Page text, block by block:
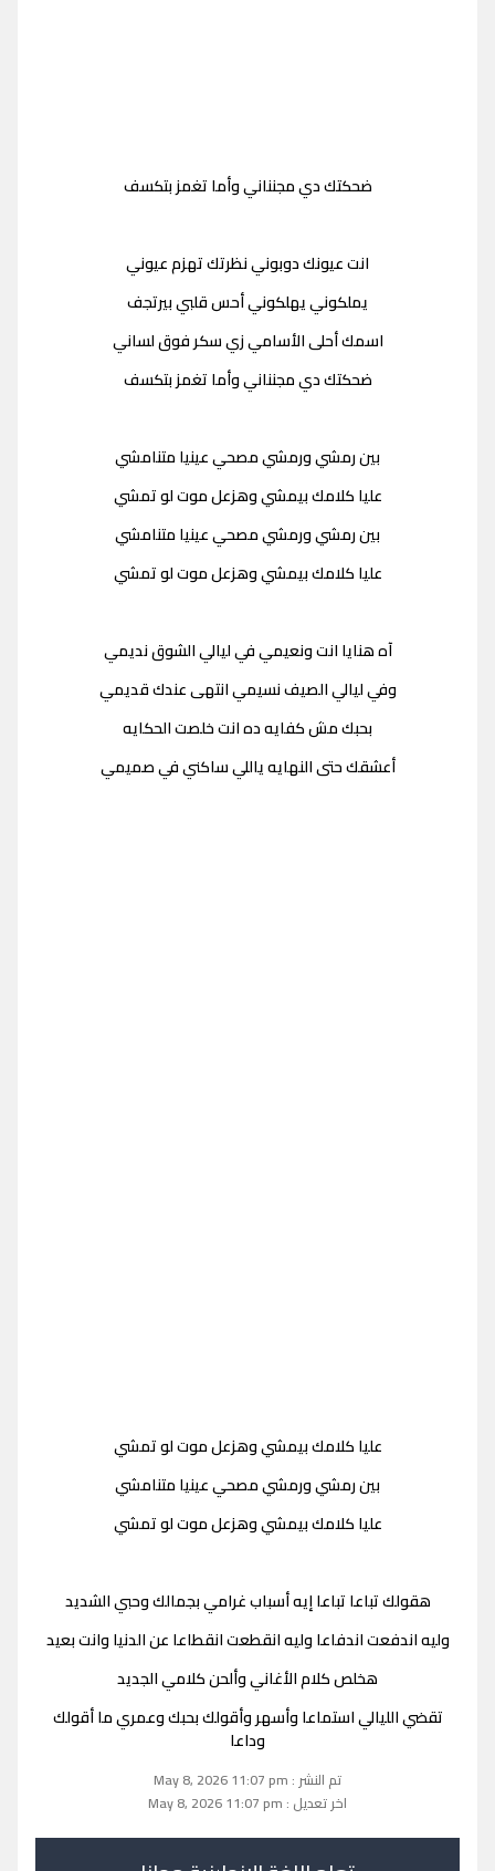
ضحكتك دي مجنناني وأما تغمز بتكسف
انت عيونك دوبوني نظرتك تهزم عيوني
يملكوني يهلكوني أحس قلبي بيرتجف
اسمك أحلى الأسامي زي سكر فوق لساني
ضحكتك دي مجنناني وأما تغمز بتكسف
بين رمشي ورمشي مصحي عينيا متنامشي
عليا كلامك بيمشي وهزعل موت لو تمشي
بين رمشي ورمشي مصحي عينيا متنامشي
عليا كلامك بيمشي وهزعل موت لو تمشي
آه هنايا انت ونعيمي في ليالي الشوق نديمي
وفي ليالي الصيف نسيمي انتهى عندك قديمي
بحبك مش كفايه ده انت خلصت الحكايه
أعشقك حتى النهايه ياللي ساكني في صميمي
عليا كلامك بيمشي وهزعل موت لو تمشي
بين رمشي ورمشي مصحي عينيا متنامشي
عليا كلامك بيمشي وهزعل موت لو تمشي
هقولك تباعا تباعا إيه أسباب غرامي بجمالك وحبي الشديد
وليه اندفعت اندفاعا وليه انقطعت انقطاعا عن الدنيا وانت بعيد
هخلص كلام الأغاني وألحن كلامي الجديد
تقضي الليالي استماعا وأسهر وأقولك بحبك وعمري ما أقولك
وداعا
تم النشر : May 8, 2026 11:07 pm
اخر تعديل : May 8, 2026 11:07 pm